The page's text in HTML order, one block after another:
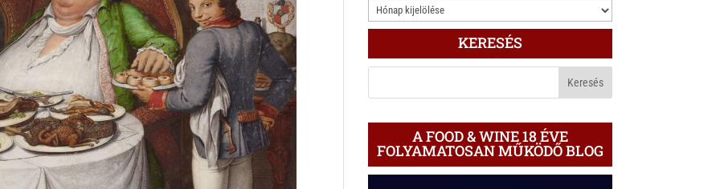
3.000
ÍRÁS
BLOGON
KERESÉS
A FOOD & WINE 18 ÉVE
FOLYAMATOSAN MŰKÖDŐ BLOG